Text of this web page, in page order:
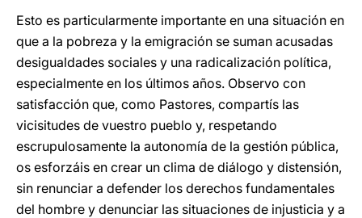
Esto es particularmente importante en una situación en
que a la pobreza y la emigración se suman acusadas
desigualdades sociales y una radicalización política,
especialmente en los últimos años. Observo con
satisfacción que, como Pastores, compartís las
vicisitudes de vuestro pueblo y, respetando
escrupulosamente la autonomía de la gestión pública,
os esforzáis en crear un clima de diálogo y distensión,
sin renunciar a defender los derechos fundamentales
del hombre y denunciar las situaciones de injusticia y a